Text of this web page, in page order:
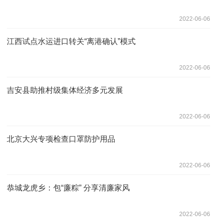
2022-06-06
江西试点水运进口转关“离港确认”模式
2022-06-06
吉安县助推村级集体经济多元发展
2022-06-06
北京大兴专项检查口罩防护用品
2022-06-06
恭城龙虎乡：包“廉粽” 分享清廉家风
2022-06-06